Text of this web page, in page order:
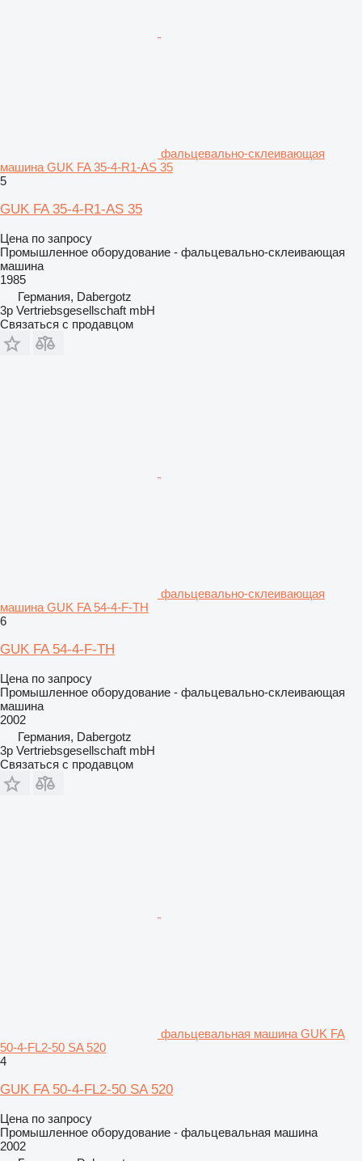
фальцевально-склеивающая
машина GUK FA 35-4-R1-AS 35
5
GUK FA 35-4-R1-AS 35
Цена по запросу
Промышленное оборудование - фальцевально-склеивающая
машина
1985
Германия, Dabergotz
3p Vertriebsgesellschaft mbH
Связаться с продавцом
фальцевально-склеивающая
машина GUK FA 54-4-F-TH
6
GUK FA 54-4-F-TH
Цена по запросу
Промышленное оборудование - фальцевально-склеивающая
машина
2002
Германия, Dabergotz
3p Vertriebsgesellschaft mbH
Связаться с продавцом
фальцевальная машина GUK FA
50-4-FL2-50 SA 520
4
GUK FA 50-4-FL2-50 SA 520
Цена по запросу
Промышленное оборудование - фальцевальная машина
2002